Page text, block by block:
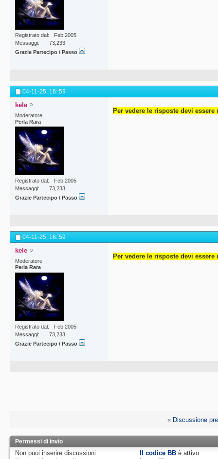
Registrato dal
Feb 2005
Messaggi
73,233
Grazie Partecipo / Passo
04-11-25, 16: 59
kele
Moderatore
Perla Rara
Registrato dal
Feb 2005
Messaggi
73,233
Grazie Partecipo / Passo
Per vedere le risposte devi
04-11-25, 16: 59
kele
Moderatore
Perla Rara
Registrato dal
Feb 2005
Messaggi
73,233
Grazie Partecipo / Passo
Per vedere le risposte devi
« Discussione
Permessi di invio
Non puoi inserire discussioni
Il codice BB èattivo